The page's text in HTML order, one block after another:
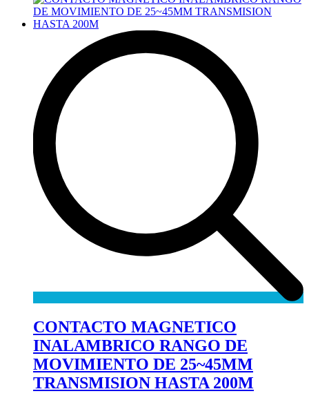
CONTACTO MAGNETICO
INALAMBRICO RANGO DE
MOVIMIENTO DE 25~45MM
TRANSMISION HASTA 200M